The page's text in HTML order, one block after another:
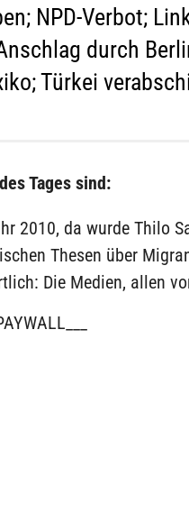
NPD-Verbot;
durch
Türkei
Tages sind:
2010, da wurde Thilo
Thesen über
Die Medien, allen